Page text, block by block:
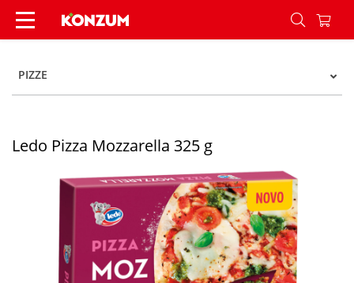
Ledo Pizza Mozzarella 325 g - Konzum
PIZZE
Ledo Pizza Mozzarella 325 g